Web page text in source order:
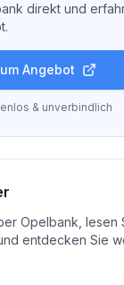
direkt und
Angebot
& unverbindlich
Opelbank , lesen
entdecken Sie